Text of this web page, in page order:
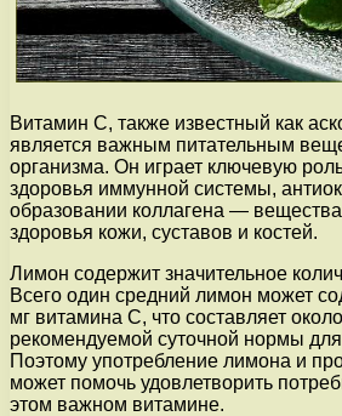
Витамин C, также известный как
является важным питательным
организма. Он играет ключевую
здоровья иммунной системы,
образовании коллагена —
здоровья кожи, суставов и костей.
Лимон содержит значительное
Всего один средний лимон может
мг витамина C, что составляет
рекомендуемой суточной нормы для
Поэтому употребление лимона и
может помочь удовлетворить
этом важном витамине.